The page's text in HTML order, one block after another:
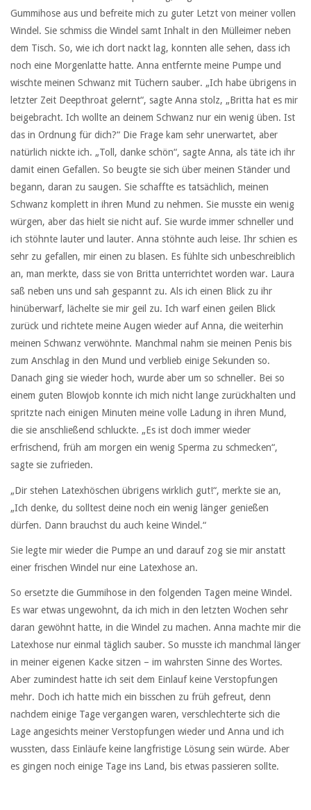
Gummihose aus und befreite mich zu guter Letzt von meiner vollen
Windel. Sie schmiss die Windel samt Inhalt in den Mülleimer neben
dem Tisch. So, wie ich dort nackt lag, konnten alle sehen, dass ich
noch eine Morgenlatte hatte. Anna entfernte meine Pumpe und
wischte meinen Schwanz mit Tüchern sauber. „Ich habe übrigens in
letzter Zeit Deepthroat gelernt“, sagte Anna stolz, „Britta hat es mir
beigebracht. Ich wollte an deinem Schwanz nur ein wenig üben. Ist
das in Ordnung für dich?“ Die Frage kam sehr unerwartet, aber
natürlich nickte ich. „Toll, danke schön“, sagte Anna, als täte ich ihr
damit einen Gefallen. So beugte sie sich über meinen Ständer und
begann, daran zu saugen. Sie schaffte es tatsächlich, meinen
Schwanz komplett in ihren Mund zu nehmen. Sie musste ein wenig
würgen, aber das hielt sie nicht auf. Sie wurde immer schneller und
ich stöhnte lauter und lauter. Anna stöhnte auch leise. Ihr schien es
sehr zu gefallen, mir einen zu blasen. Es fühlte sich unbeschreiblich
an, man merkte, dass sie von Britta unterrichtet worden war. Laura
saß neben uns und sah gespannt zu. Als ich einen Blick zu ihr
hinüberwarf, lächelte sie mir geil zu. Ich warf einen geilen Blick
zurück und richtete meine Augen wieder auf Anna, die weiterhin
meinen Schwanz verwöhnte. Manchmal nahm sie meinen Penis bis
zum Anschlag in den Mund und verblieb einige Sekunden so.
Danach ging sie wieder hoch, wurde aber um so schneller. Bei so
einem guten Blowjob konnte ich mich nicht lange zurückhalten und
spritzte nach einigen Minuten meine volle Ladung in ihren Mund,
die sie anschließend schluckte. „Es ist doch immer wieder
erfrischend, früh am morgen ein wenig Sperma zu schmecken“,
sagte sie zufrieden.
„Dir stehen Latexhöschen übrigens wirklich gut!“, merkte sie an,
„Ich denke, du solltest deine noch ein wenig länger genießen
dürfen. Dann brauchst du auch keine Windel.“
Sie legte mir wieder die Pumpe an und darauf zog sie mir anstatt
einer frischen Windel nur eine Latexhose an.
So ersetzte die Gummihose in den folgenden Tagen meine Windel.
Es war etwas ungewohnt, da ich mich in den letzten Wochen sehr
daran gewöhnt hatte, in die Windel zu machen. Anna machte mir die
Latexhose nur einmal täglich sauber. So musste ich manchmal länger
in meiner eigenen Kacke sitzen – im wahrsten Sinne des Wortes.
Aber zumindest hatte ich seit dem Einlauf keine Verstopfungen
mehr. Doch ich hatte mich ein bisschen zu früh gefreut, denn
nachdem einige Tage vergangen waren, verschlechterte sich die
Lage angesichts meiner Verstopfungen wieder und Anna und ich
wussten, dass Einläufe keine langfristige Lösung sein würde. Aber
es gingen noch einige Tage ins Land, bis etwas passieren sollte.